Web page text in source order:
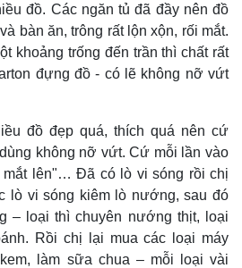
đồ. Các ngăn tủ đã đầy nên đồ
bàn ăn, trông rất lộn xộn, rối mắt.
khoảng trống đến trần thì chất rất
đựng đồ - có lẽ không nỡ vứt
đồ đẹp quá, thích quá nên cứ
không nỡ vứt. Cứ mỗi lần vào
mắt lên"… Đã có lò vi sóng rồi chị
lò vi sóng kiêm lò nướng, sau đó
– loại thì chuyên nướng thịt, loại
Rồi chị lại mua các loại máy
làm sữa chua – mỗi loại vài